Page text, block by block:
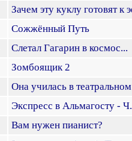
Зачем эту куклу готовят к
Сожжённый Путь
Слетал Гагарин в космос...
Зомбоящик 2
Она училась в
Экспресс в Альмагосту -
Вам нужен пианист?